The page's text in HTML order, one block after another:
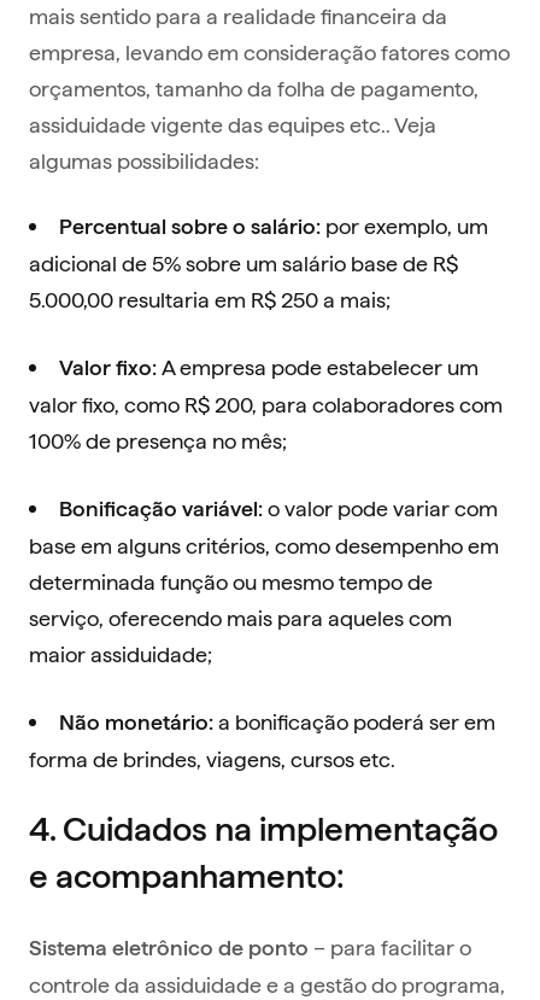
mais sentido para a realidade financeira da
empresa, levando em consideração fatores como
orçamentos, tamanho da folha de pagamento,
assiduidade vigente das equipes etc.. Veja
algumas possibilidades:
Percentual sobre o salário: por exemplo, um
adicional de 5% sobre um salário base de R$
5.000,00 resultaria em R$ 250 a mais;
Valor fixo: A empresa pode estabelecer um
valor fixo, como R$ 200, para colaboradores com
100% de presença no mês;
Bonificação variável: o valor pode variar com
base em alguns critérios, como desempenho em
determinada função ou mesmo tempo de
serviço, oferecendo mais para aqueles com
maior assiduidade;
Não monetário: a bonificação poderá ser em
forma de brindes, viagens, cursos etc.
4. Cuidados na implementação
e acompanhamento:
Sistema eletrônico de ponto – para facilitar o
controle da assiduidade e a gestão do programa,